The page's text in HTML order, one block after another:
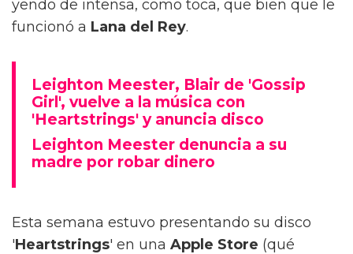
yendo de intensa, como toca, que bien que le
funcionó a Lana del Rey.
Leighton Meester, Blair de 'Gossip
Girl', vuelve a la música con
'Heartstrings' y anuncia disco
Leighton Meester denuncia a su
madre por robar dinero
Esta semana estuvo presentando su disco
'Heartstrings' en una Apple Store (qué